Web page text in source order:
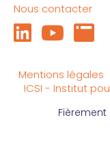
Nous contacter
Mentions légales
ICSI - Institut